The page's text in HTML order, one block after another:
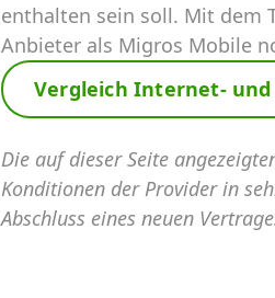
enthalten sein soll. Mit dem
Anbieter als Migros Mobile
Vergleich Internet- und
Die auf dieser Seite
Konditionen der Provider in
Abschluss eines neuen